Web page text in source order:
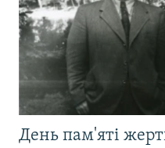
День пам'яті